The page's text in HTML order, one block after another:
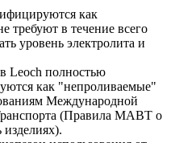
как
требуют в течение всего
уровень электролита и
Leoch полностью
как "непроливаемые"
Международной
(Правила МАВТ о